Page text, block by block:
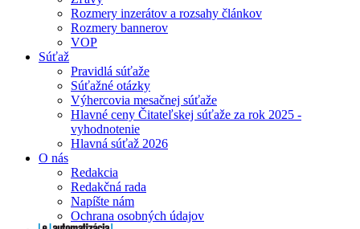
Rozmery inzerátov a rozsahy článkov
Rozmery bannerov
VOP
Súťaž
Pravidlá súťaže
Súťažné otázky
Výhercovia mesačnej súťaže
Hlavné ceny Čitateľskej súťaže za rok 2025 -
vyhodnotenie
Hlavná súťaž 2026
O nás
Redakcia
Redakčná rada
Napíšte nám
Ochrana osobných údajov